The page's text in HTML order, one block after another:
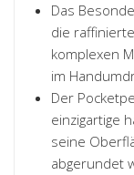
Das
die
komplexen
im
Der
einzigartige
seine
abgerundet